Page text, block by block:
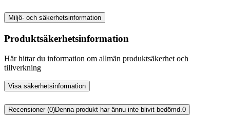
Miljö- och säkerhetsinformation
Produktsäkerhetsinformation
Här hittar du information om allmän produktsäkerhet och
tillverkning
Visa säkerhetsinformation
Recensioner (0)Denna produkt har ännu inte blivit bedömd.0